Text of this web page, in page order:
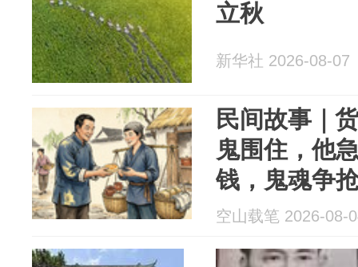
立秋
新华社 2026-08-07
民间故事｜
鬼围住，他
钱，鬼魂争
空山载笔 2026-08-